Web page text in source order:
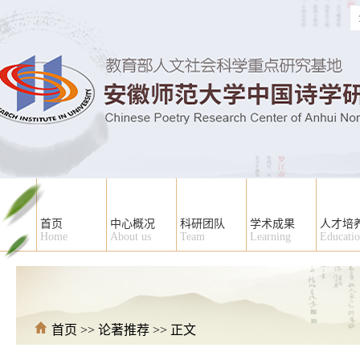
首页
Home
中心概况
About us
科研团队
Team
学术成果
Learning
人才培
首页 >> 论著推荐 >> 正文